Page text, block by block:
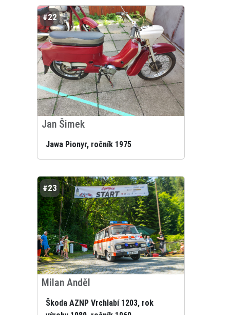
#22
Jan Šimek
Jawa Pionyr, ročník 1975
#23
Milan Anděl
Škoda AZNP Vrchlabí 1203, rok